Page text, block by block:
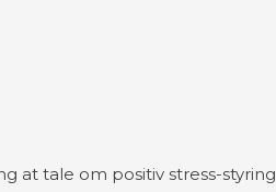
at tale om positiv stress-styring